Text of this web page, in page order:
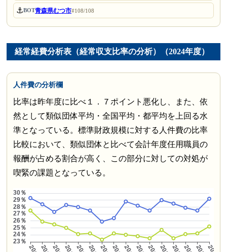
⚓BOT青森県むつ市#108/108
経常経費分析表（経常収支比率の分析）（2024年度）
人件費の分析欄
比率は昨年度に比べ１．７ポイント悪化し、また、依
然として類似団体平均・全国平均・都平均を上回る水
準となっている。標準財政規模に対する人件費の比率
比較において、類似団体と比べて会計年度任用職員の
報酬が占める割合が高く、この部分に対しての対処が
喫緊の課題となっている。